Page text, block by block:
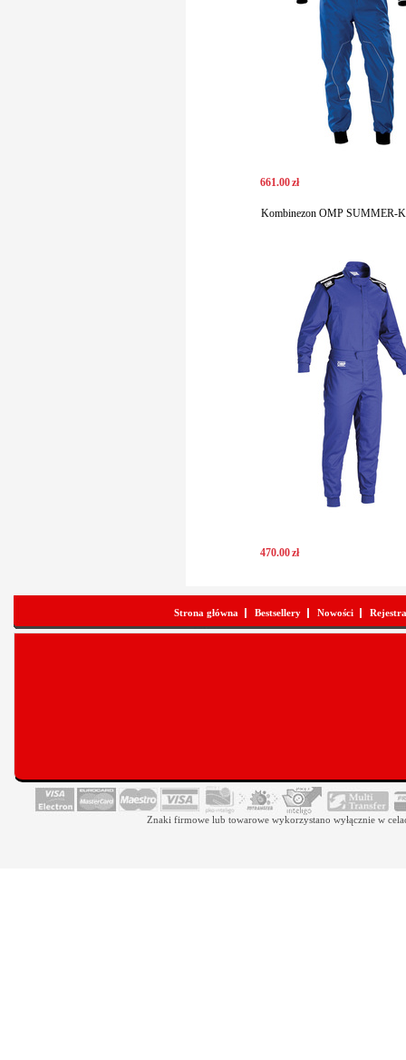
661.00zł
Kombinezon OMP SUMMER-
470.00zł
Strona główna Bestsellery Nowości
Znaki firmowe lub towarowe wykorzystano wyłącznie w